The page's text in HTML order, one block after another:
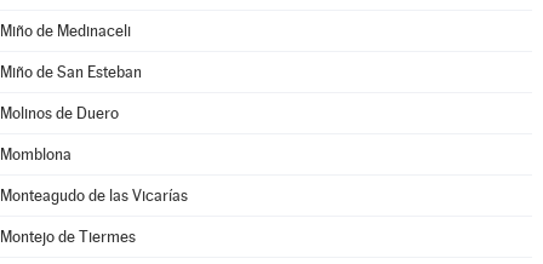
Miño de Medinaceli
Miño de San Esteban
Molinos de Duero
Momblona
Monteagudo de las Vicarías
Montejo de Tiermes